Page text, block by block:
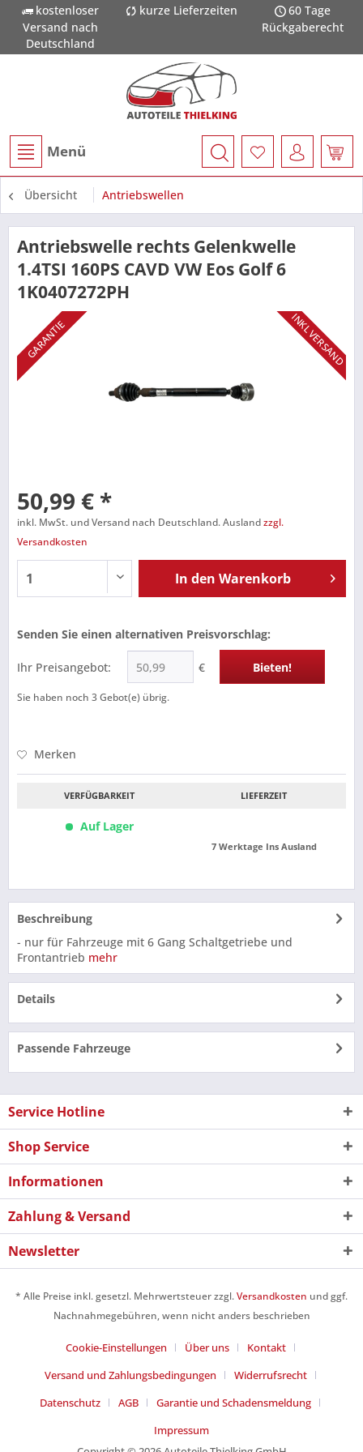
kostenloser
Versand nach
Deutschland
kurze Lieferzeiten
60 Tage
Rückgaberecht
Menü
Übersicht Antriebswellen
Antriebswelle rechts Gelenkwelle
1.4TSI 160PS CAVD VW Eos Golf 6
1K0407272PH
GARANTIE INKL VERSAND
50,99 € *
inkl. MwSt. und Versand nach Deutschland. Auslandzzgl.
Versandkosten
In den Warenkorb
Senden Sie einen alternativen Preisvorschlag:
Ihr Preisangebot: € Bieten!
Sie haben noch 3Gebot(e) übrig.
Merken
VERFÜGBARKEIT
Auf Lager
LIEFERZEIT
7 Werktage Ins Ausland
Beschreibung
- nur für Fahrzeuge mit 6 Gang Schaltgetriebe und
Frontantrieb mehr
Details
Passende Fahrzeuge
Service Hotline
Shop Service
Informationen
Zahlung & Versand
Newsletter
* Alle Preise inkl. gesetzl. Mehrwertsteuer zzgl.Versandkosten und ggf.
Nachnahmegebühren, wenn nicht anders beschrieben
Cookie-Einstellungen Über uns
Kontakt
Versand und Zahlungsbedingungen
Widerrufsrecht
Datenschutz
AGB
Garantie und Schadensmeldung
Impressum